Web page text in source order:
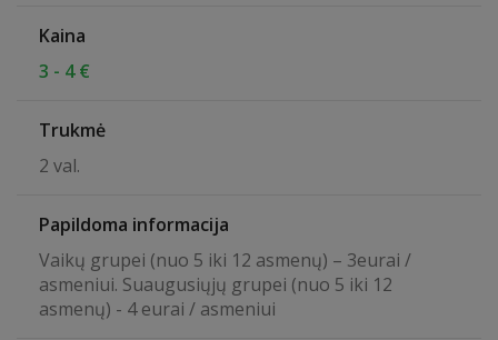
Kaina
3 - 4 €
Trukmė
2 val.
Papildoma informacija
Vaikų grupei (nuo 5 iki 12 asmenų) – 3eurai /
asmeniui. Suaugusiųjų grupei (nuo 5 iki 12
asmenų) - 4 eurai / asmeniui